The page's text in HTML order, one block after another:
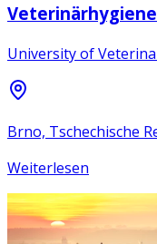
University of
Brno, Tschechische
Weiterlesen